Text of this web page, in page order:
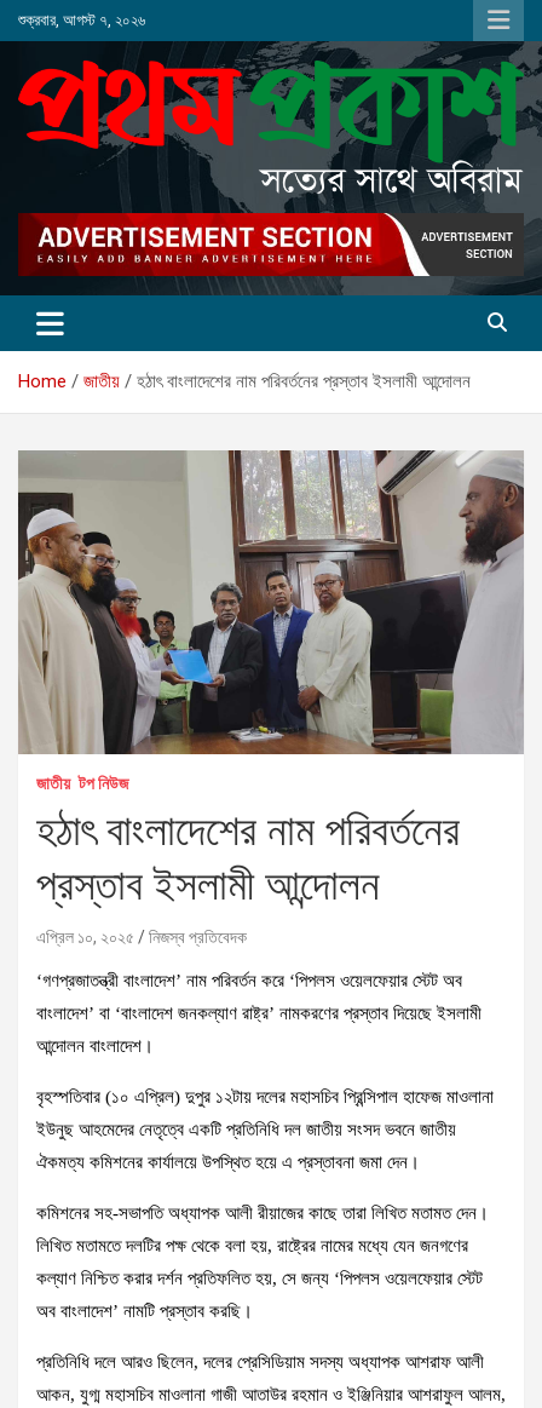
Skip
to
শুক্রবার, আগস্ট ৭, ২০২৬
Home জাতীয় হঠাৎ বাংলাদেশের নাম পরিবর্তনের প্রস্তাব ইসলামী আন্দোলন
জাতীয় টপ নিউজ
হঠাৎ বাংলাদেশের নাম পরিবর্তনের
প্রস্তাব ইসলামী আন্দোলন
এপ্রিল ১০, ২০২৫ নিজস্ব প্রতিবেদক
‘গণপ্রজাতন্ত্রী বাংলাদেশ’ নাম পরিবর্তন করে ‘পিপলস ওয়েলফেয়ার স্টেট অব
বাংলাদেশ’ বা ‘বাংলাদেশ জনকল্যাণ রাষ্ট্র’ নামকরণের প্রস্তাব দিয়েছে ইসলামী
আন্দোলন বাংলাদেশ।
বৃহস্পতিবার (১০ এপ্রিল) দুপুর ১২টায় দলের মহাসচিব প্রিন্সিপাল হাফেজ মাওলানা
ইউনুছ আহমেদের নেতৃত্বে একটি প্রতিনিধি দল জাতীয় সংসদ ভবনে জাতীয়
ঐকমত্য কমিশনের কার্যালয়ে উপস্থিত হয়ে এ প্রস্তাবনা জমা দেন।
কমিশনের সহ-সভাপতি অধ্যাপক আলী রীয়াজের কাছে তারা লিখিত মতামত দেন।
লিখিত মতামতে দলটির পক্ষ থেকে বলা হয়, রাষ্ট্রের নামের মধ্যে যেন জনগণের
কল্যাণ নিশ্চিত করার দর্শন প্রতিফলিত হয়, সে জন্য ‘পিপলস ওয়েলফেয়ার স্টেট
অব বাংলাদেশ’ নামটি প্রস্তাব করছি।
প্রতিনিধি দলে আরও ছিলেন, দলের প্রেসিডিয়াম সদস্য অধ্যাপক আশরাফ আলী
আকন, যুগ্ম মহাসচিব মাওলানা গাজী আতাউর রহমান ও ইঞ্জিনিয়ার আশরাফুল আলম,